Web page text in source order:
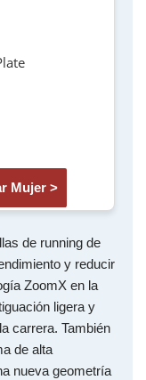
Mujer >
de running de
y reducir
ZoomX en la
ligera y
carrera. También
de alta
nueva geometría